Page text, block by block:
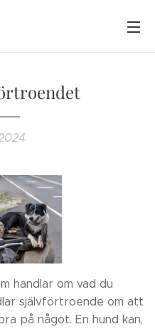
handlar om vad du
självförtroende om att
på något. En hund kan,